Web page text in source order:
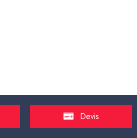
Devis